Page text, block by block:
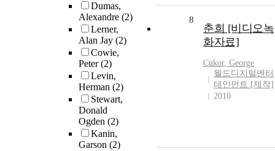
Dumas,
Alexandre (2)
Lerner,
Alan Jay (2)
Cowie,
Peter(2)
Levin,
Herman (2)
Stewart,
Donald
Ogden (2)
Kanin,
Garson (2)
8
춘희 [비디오녹
화자료]
Cukor, George
월드디지털엔터
테인먼트 [제작]
2010